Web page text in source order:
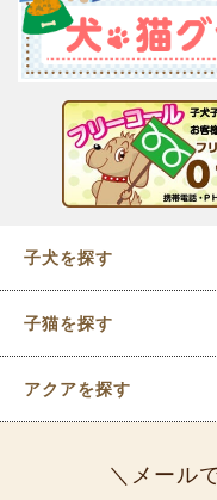
子犬を探す
子猫を探す
アクアを探す
メール